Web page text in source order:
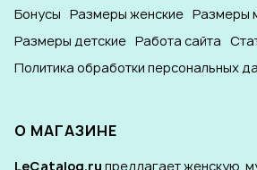
Бонусы Размеры женские Размеры
Размеры детские Работа сайта
Политика обработки персональных
О МАГАЗИНЕ
LeCatalog.ru предлагает женскую,